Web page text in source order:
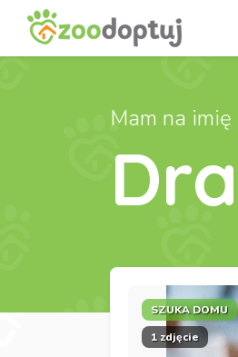
Mam na imię
SZUKA DOMU
1 zdjęcie